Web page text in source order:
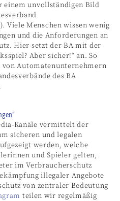
einem unvollständigen Bild
Viele Menschen wissen wenig
und die Anforderungen an
Hier setzt der BA mit der
Aber sicher!“ an. So
Automatenunternehmern
des BA
Kanäle vermittelt der
sicheren und legalen
werden, welche
und Spieler gelten,
im Verbraucherschutz
illegaler Angebote
von zentraler Bedeutung
teilen wir regelmäßig